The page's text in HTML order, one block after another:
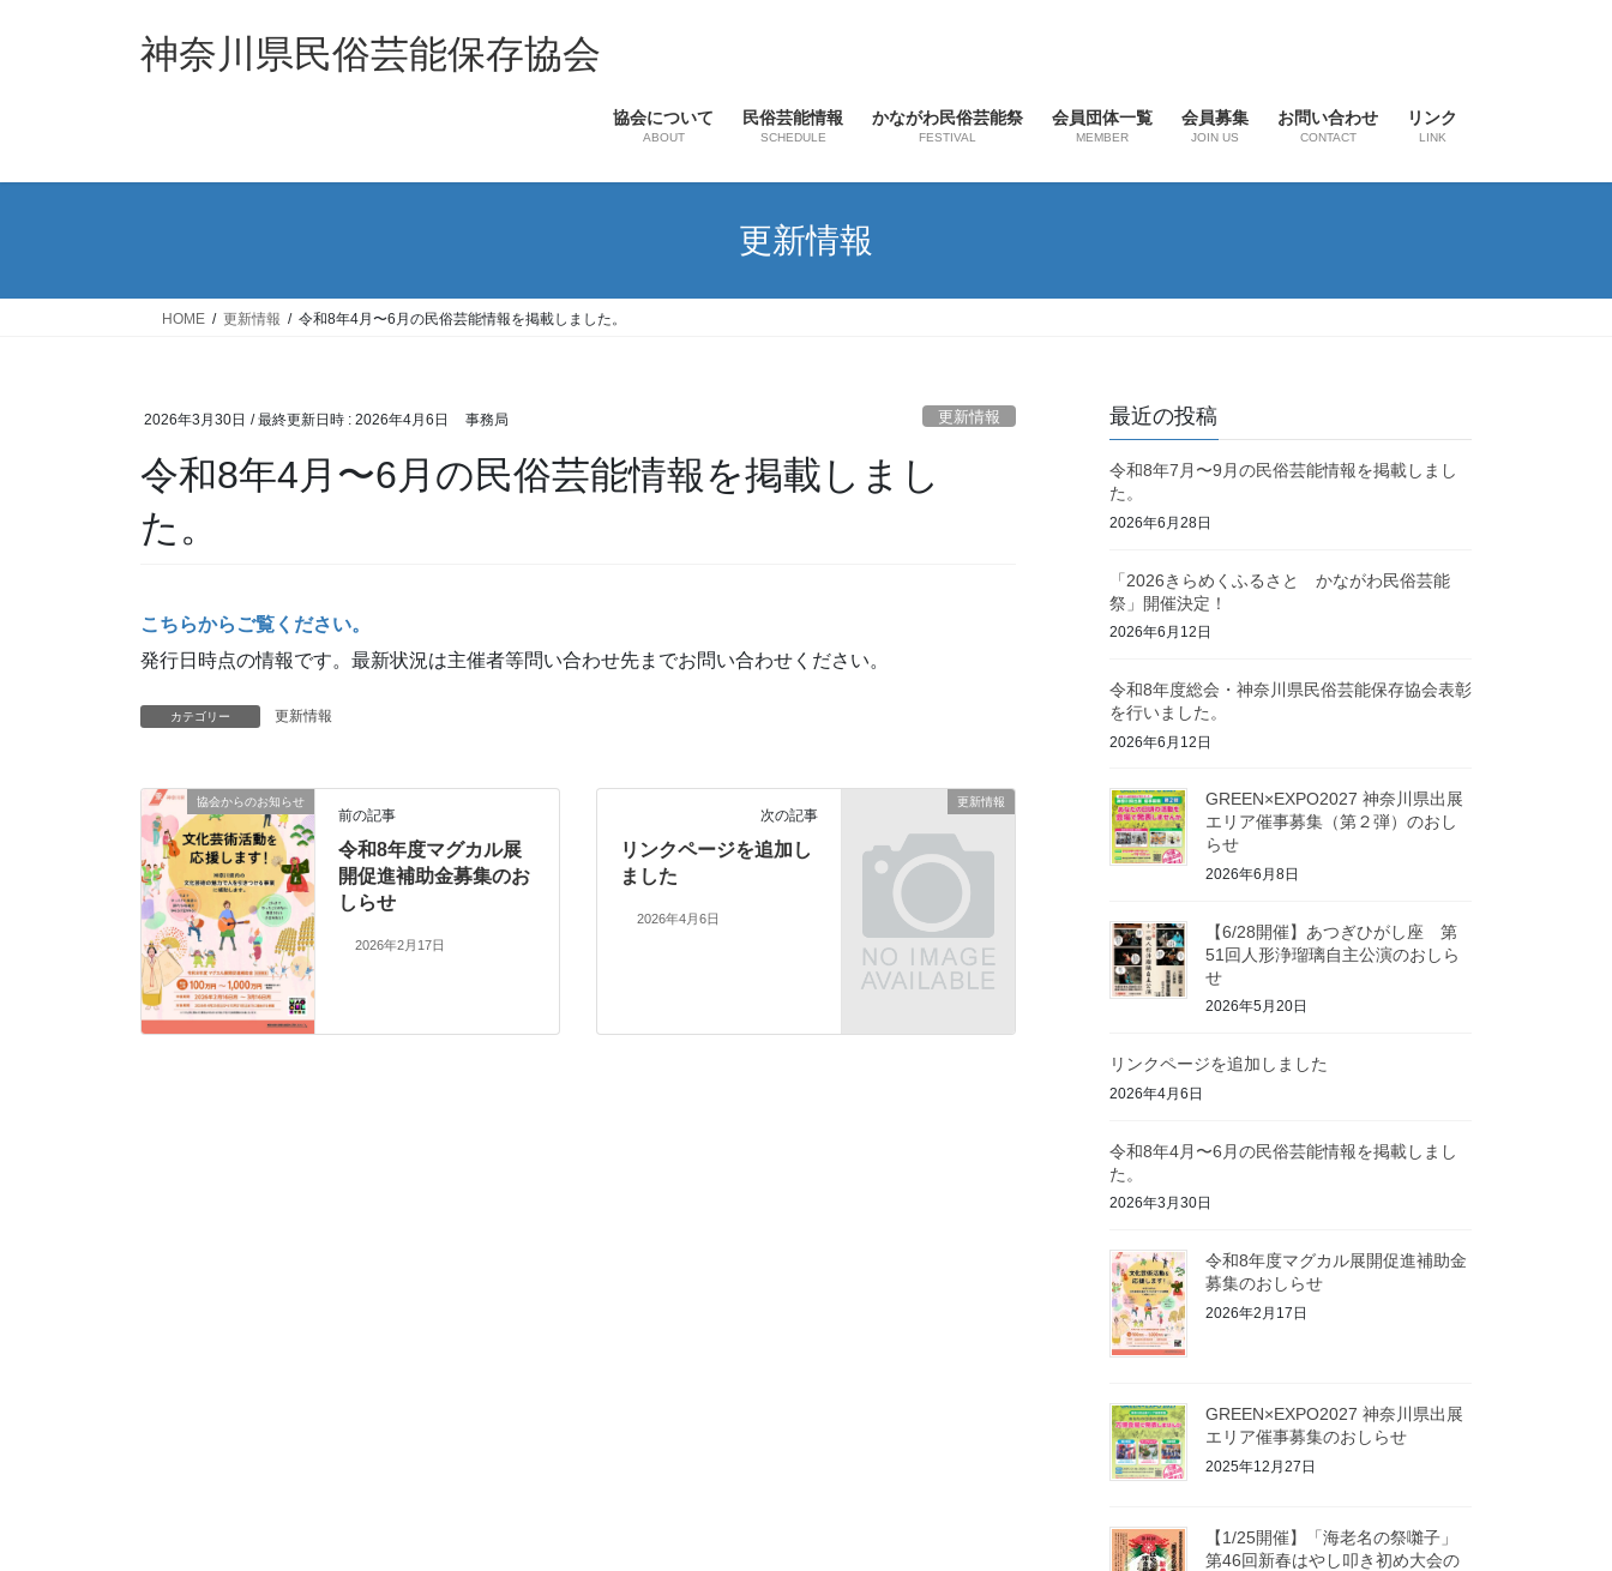
ス
ン
神奈川県民俗芸能保存協会
協会について
ABOUT
民俗芸能情報
SCHEDULE
かながわ民俗芸能祭
FESTIVAL
会員団体一覧
MEMBER
会員募集
JOIN US
お問い合わせ
CONTACT
リンク
LINK
更新情報
HOME 更新情報 令和8年4月〜6月の民俗芸能情報を掲載しました。
2026年3月30日 / 最終更新日時 : 2026年4月6日 事務局 更新情報
令和8年4月〜6月の民俗芸能情報を掲載しまし
た。
こちらからご覧ください。
発行日時点の情報です。最新状況は主催者等問い合わせ先までお問い合わせください。
カテゴリー 更新情報
協会からのお知らせ
前の記事
令和8年度マグカル展
開促進補助金募集のお
しらせ
2026年2月17日
更新情報
次の記事
リンクページを追加し
ました
2026年4月6日
最近の投稿
令和8年7月〜9月の民俗芸能情報を掲載しまし
た。
2026年6月28日
「2026きらめくふるさと かながわ民俗芸能
祭」開催決定！
2026年6月12日
令和8年度総会・神奈川県民俗芸能保存協会表彰
を行いました。
2026年6月12日
GREEN×EXPO2027 神奈川県出展
エリア催事募集（第２弾）のおし
らせ
2026年6月8日
【6/28開催】あつぎひがし座 第
51回人形浄瑠璃自主公演のおしら
せ
2026年5月20日
リンクページを追加しました
2026年4月6日
令和8年4月〜6月の民俗芸能情報を掲載しまし
た。
2026年3月30日
令和8年度マグカル展開促進補助金
募集のおしらせ
2026年2月17日
GREEN×EXPO2027 神奈川県出展
エリア催事募集のおしらせ
2025年12月27日
【1/25開催】「海老名の祭囃子」
第46回新春はやし叩き初め大会の